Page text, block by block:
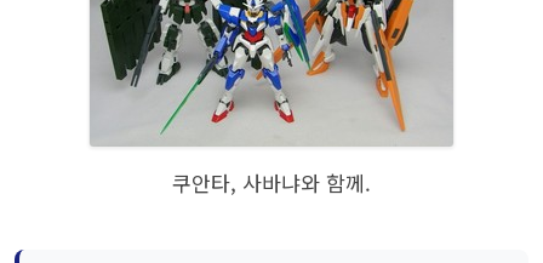
쿠안타, 사바냐와 함께.